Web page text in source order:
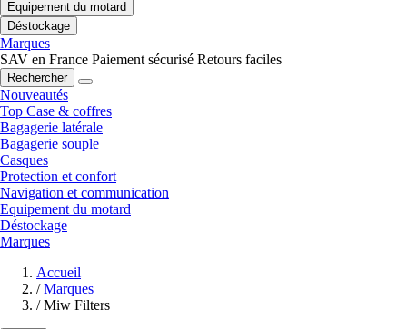
Equipement du motard
Déstockage
Marques
SAV en France Paiement sécurisé Retours faciles
Rechercher
Nouveautés
Top Case & coffres
Bagagerie latérale
Bagagerie souple
Casques
Protection et confort
Navigation et communication
Equipement du motard
Déstockage
Marques
Accueil
/ Marques
/ Miw Filters